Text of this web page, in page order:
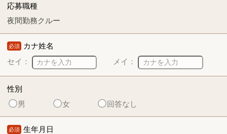
応募職種
夜間勤務クルー
必須 カナ姓名
セイ：
メイ：
性別
男
女 回答なし
必須 生年月日